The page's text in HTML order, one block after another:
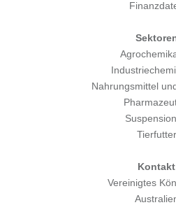
Nahrungsmittel
Tierfutter
Kontakt
Vereinigtes